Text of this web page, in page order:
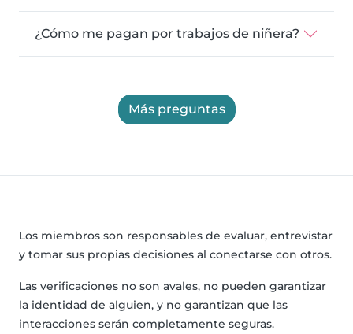
¿Cómo me pagan por trabajos de niñera?
Más preguntas
Los miembros son responsables de evaluar, entrevistar
y tomar sus propias decisiones al conectarse con otros.
Las verificaciones no son avales, no pueden garantizar
la identidad de alguien, y no garantizan que las
interacciones serán completamente seguras.